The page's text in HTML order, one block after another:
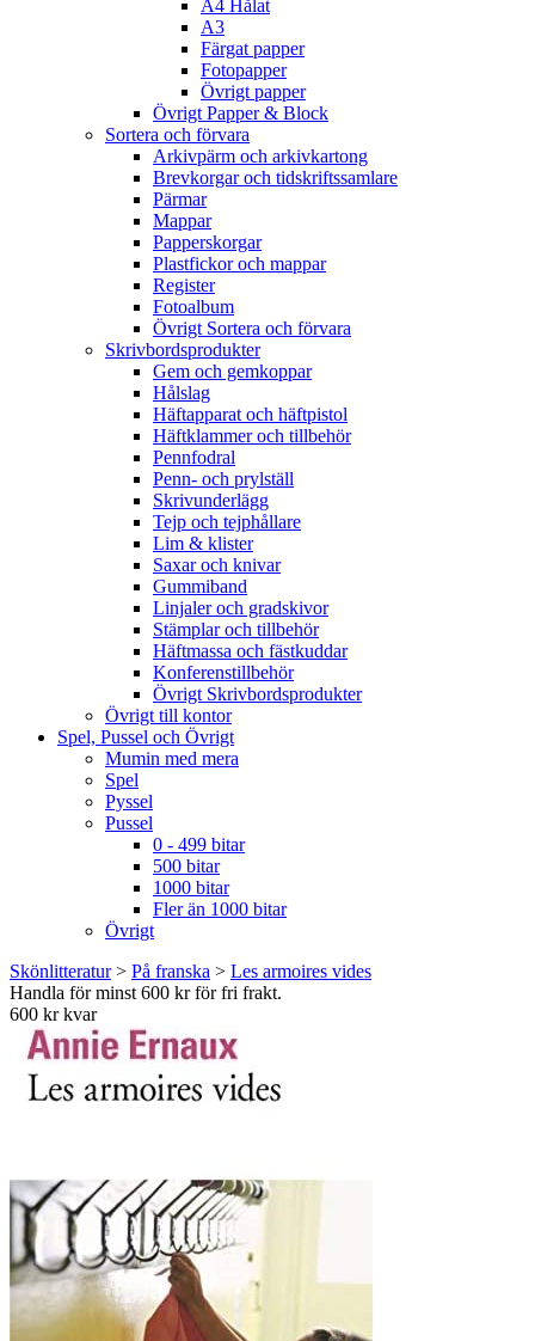
A4 Hålat
A3
Färgat papper
Fotopapper
Övrigt papper
Övrigt Papper & Block
Sortera och förvara
Arkivpärm och arkivkartong
Brevkorgar och tidskriftssamlare
Pärmar
Mappar
Papperskorgar
Plastfickor och mappar
Register
Fotoalbum
Övrigt Sortera och förvara
Skrivbordsprodukter
Gem och gemkoppar
Hålslag
Häftapparat och häftpistol
Häftklammer och tillbehör
Pennfodral
Penn- och prylställ
Skrivunderlägg
Tejp och tejphållare
Lim & klister
Saxar och knivar
Gummiband
Linjaler och gradskivor
Stämplar och tillbehör
Häftmassa och fästkuddar
Konferenstillbehör
Övrigt Skrivbordsprodukter
Övrigt till kontor
Spel, Pussel och Övrigt
Mumin med mera
Spel
Pyssel
Pussel
0 - 499 bitar
500 bitar
1000 bitar
Fler än 1000 bitar
Övrigt
Skönlitteratur> På franska > Les armoires vides
Handla för minst 600 kr för fri frakt.
600 kr kvar